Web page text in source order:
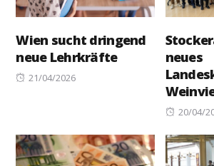
Wien sucht dringend
neue Lehrkräfte
Posted
21/04/2026
neues
Posted
20/04/